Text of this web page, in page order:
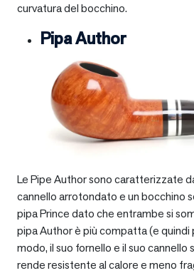
curvatura del bocchino.
Pipa Author
Le Pipe Author sono caratterizzate
cannello arrotondato e un bocchino
pipa Prince dato che entrambe si
pipa Author è più compatta (e quindi
modo, il suo fornello e il suo cannello
rende resistente al calore e meno